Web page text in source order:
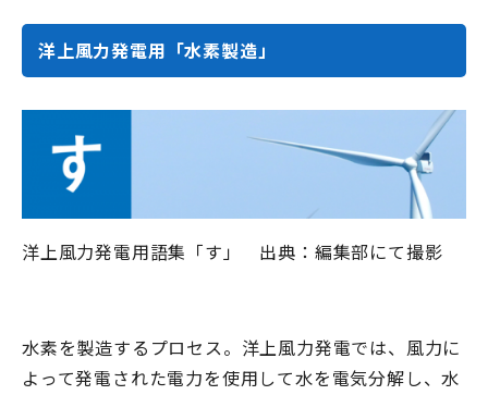
洋上風力発電用「水素製造」
洋上風力発電用語集「す」 出典：編集部にて撮影
水素を製造するプロセス。洋上風力発電では、風力に
よって発電された電力を使用して水を電気分解し、水